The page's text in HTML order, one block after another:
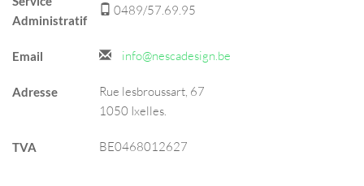
Administratif
0489/57.69.95
Email info@nescadesign.be
Adresse
Rue lesbroussart, 67
1050 Ixelles.
TVA BE0468012627